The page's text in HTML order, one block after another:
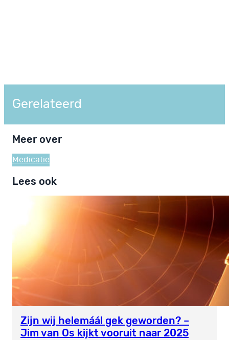
Gerelateerd
Meer over
Medicatie
Lees ook
Zijn wij helemáál gek geworden? –
Jim van Os kijkt vooruit naar 2025